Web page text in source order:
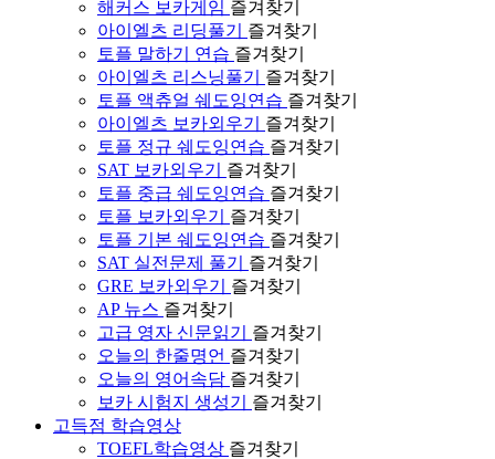
해커스 보카게임 즐겨찾기
아이엘츠 리딩풀기
즐겨찾기
토플 말하기 연습 즐겨찾기
아이엘츠 리스닝풀기
즐겨찾기
토플 액츄얼 쉐도잉연습 즐겨찾기
아이엘츠 보카외우기
즐겨찾기
토플 정규 쉐도잉연습 즐겨찾기
SAT 보카외우기
즐겨찾기
토플 중급 쉐도잉연습 즐겨찾기
토플 보카외우기
즐겨찾기
토플 기본 쉐도잉연습 즐겨찾기
SAT 실전문제 풀기
즐겨찾기
GRE 보카외우기
즐겨찾기
AP 뉴스 즐겨찾기
고급 영자 신문읽기
즐겨찾기
오늘의 한줄명언 즐겨찾기
오늘의 영어속담 즐겨찾기
보카 시험지 생성기
즐겨찾기
고득점 학습영상
TOEFL학습영상 즐겨찾기